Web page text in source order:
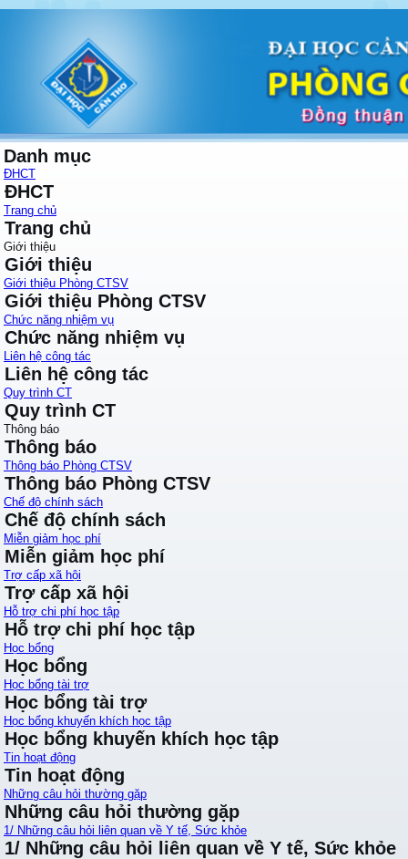
Danh mục
ĐHCT
ĐHCT
Trang chủ
Trang chủ
Giới thiệu
Giới thiệu
Giới thiệu Phòng CTSV
Giới thiệu Phòng CTSV
Chức năng nhiệm vụ
Chức năng nhiệm vụ
Liên hệ công tác
Liên hệ công tác
Quy trình CT
Quy trình CT
Thông báo
Thông báo
Thông báo Phòng CTSV
Thông báo Phòng CTSV
Chế độ chính sách
Chế độ chính sách
Miễn giảm học phí
Miễn giảm học phí
Trợ cấp xã hội
Trợ cấp xã hội
Hỗ trợ chi phí học tập
Hỗ trợ chi phí học tập
Học bổng
Học bổng
Học bổng tài trợ
Học bổng tài trợ
Học bổng khuyến khích học tập
Học bổng khuyến khích học tập
Tin hoạt động
Tin hoạt động
Những câu hỏi thường gặp
Những câu hỏi thường gặp
1/ Những câu hỏi liên quan về Y tế, Sức khỏe
1/ Những câu hỏi liên quan về Y tế, Sức khỏe